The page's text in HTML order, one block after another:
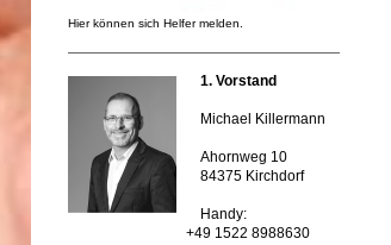
Hier können sich Helfer melden.
1. Vorstand
Michael Killermann
Ahornweg 10
84375 Kirchdorf
Handy:
+49 1522 8988630